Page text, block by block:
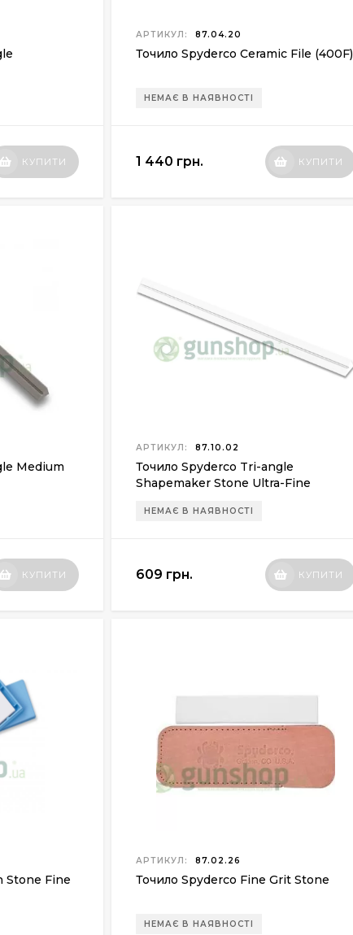
КУПИТИ
АРТИКУЛ: 87.04.20
Точило Spyderco Ceramic File (400F)
НЕМАЄ В НАЯВНОСТІ
1 440 грн. КУПИТИ
Medium
КУПИТИ
АРТИКУЛ: 87.10.02
Точило Spyderco Tri-angle
Shapemaker Stone Ultra-Fine
НЕМАЄ В НАЯВНОСТІ
609 грн. КУПИТИ
Stone Fine
АРТИКУЛ: 87.02.26
Точило Spyderco Fine Grit Stone
НЕМАЄ В НАЯВНОСТІ